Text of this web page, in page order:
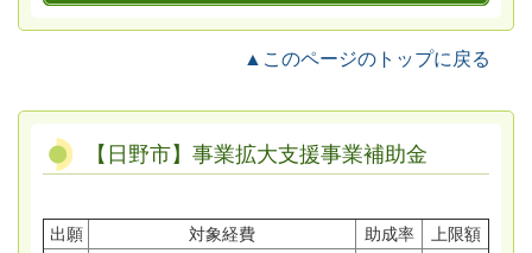
▲このページのトップに戻る
【日野市】事業拡大支援事業補助金
出願 対象経費 助成率 上限額